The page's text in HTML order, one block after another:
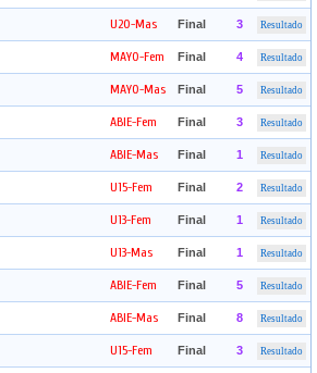
U20-Mas Final 3 Resultado
MAYO-Fem Final 4 Resultado
MAYO-Mas Final 5 Resultado
ABIE-Fem Final 3 Resultado
ABIE-Mas Final 1 Resultado
U15-Fem Final 2 Resultado
U13-Fem Final 1 Resultado
U13-Mas Final 1 Resultado
ABIE-Fem Final 5 Resultado
ABIE-Mas Final 8 Resultado
U15-Fem Final 3 Resultado